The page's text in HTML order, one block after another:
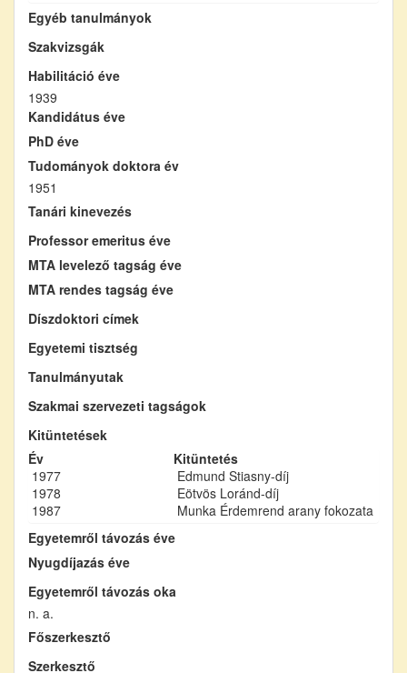
Egyéb tanulmányok
Szakvizsgák
Habilitáció éve
1939
Kandidátus éve
PhD éve
Tudományok doktora év
1951
Tanári kinevezés
Professor emeritus éve
MTA levelező tagság éve
MTA rendes tagság éve
Díszdoktori címek
Egyetemi tisztség
Tanulmányutak
Szakmai szervezeti tagságok
Kitüntetések
Év
Kitüntetés
1977
Edmund Stiasny-díj
1978
Eötvös Loránd-díj
1987
Munka Érdemrend arany fokozata
Egyetemről távozás éve
Nyugdíjazás éve
Egyetemről távozás oka
n. a.
Főszerkesztő
Szerkesztő